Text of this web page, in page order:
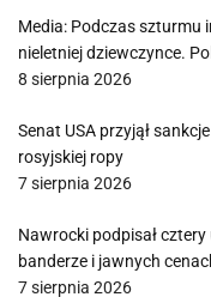
Media: Podczas szturmu
nieletniej dziewczynce.
8 sierpnia 2026
Senat USA przyjął
rosyjskiej ropy
7 sierpnia 2026
Nawrocki podpisał
banderze i jawnych
7 sierpnia 2026